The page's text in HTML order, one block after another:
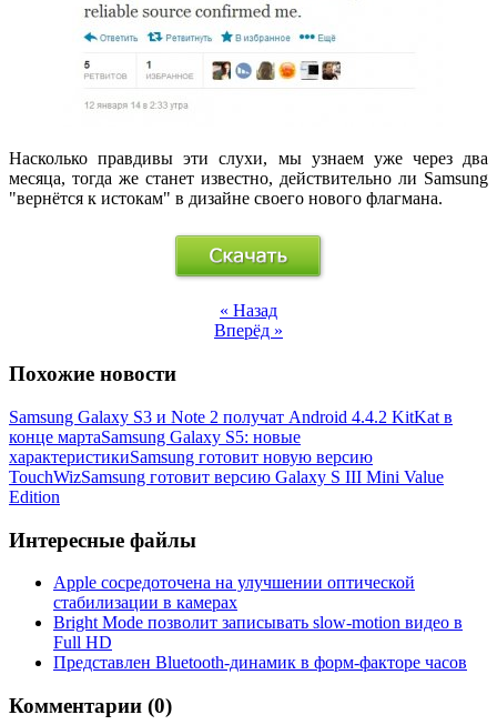
Насколько правдивы эти слухи, мы узнаем уже через два
месяца, тогда же станет известно, действительно ли Samsung
"вернётся к истокам" в дизайне своего нового флагмана.
« Назад
Вперёд »
Похожие новости
Samsung Galaxy S3 и Note 2 получат Android 4.4.2 KitKat в
конце мартаSamsung Galaxy S5: новые
характеристикиSamsung готовит новую версию
TouchWizSamsung готовит версию Galaxy S III Mini Value
Edition
Интересные файлы
Apple сосредоточена на улучшении оптической
стабилизации в камерах
Bright Mode позволит записывать slow-motion видео в
Full HD
Представлен Bluetooth-динамик в форм-факторе часов
Комментарии (0)